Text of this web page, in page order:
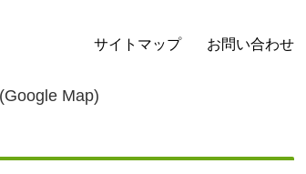
サイトマップ お問い合わせ
Map)